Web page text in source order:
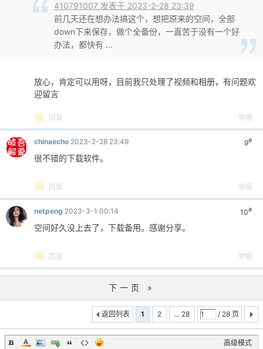
410791007 发表于 2023-2-28 23:39
前几天还在想办法搞这个，想把原来的空间，全部
down下来保存，做个全备份，一直苦于没有一个好
办法，都快有 ...
放心，肯定可以用呀，目前我只处理了视频和相册，有问题欢
迎留言
回复 举报
9#
chinaecho 2023-2-28 23:49
很不错的下载软件。
回复 举报
10#
netpeng 2023-3-1 00:14
空间好久没上去了，下载备用。感谢分享。
回复 举报
下一页 »
1 2 ... 28 / 28 页
返回列表
高级模式